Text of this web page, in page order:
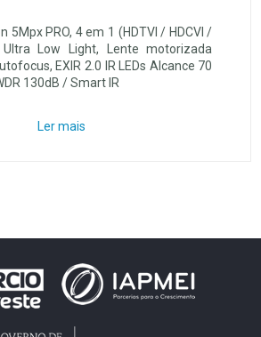
5Mpx PRO, 4 em 1 (HDTVI / HDCVI /
Low Light, Lente motorizada
EXIR 2.0 IR LEDs Alcance 70
130dB / Smart IR
Ler mais